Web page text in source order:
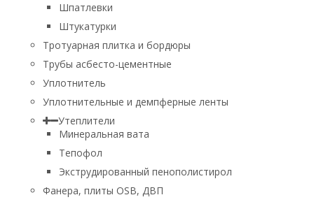
Шпатлевки
Штукатурки
Тротуарная плитка и бордюры
Трубы асбесто-цементные
Уплотнитель
Уплотнительные и демпферные ленты
Утеплители
Минеральная вата
Тепофол
Экструдированный пенополистирол
Фанера, плиты OSB, ДВП